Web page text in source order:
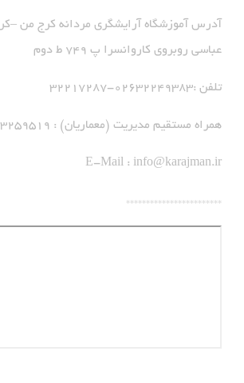
آدرس آموزشگاه آرایشگری مردانه کرج من
عباسی روبروی کاروانسرا پ 749 ط دوم
تلفن :02632249383-32217287
همراه مستقیم مدیریت (معماریان) : 09123259519
E-Mail : info@karajman.ir
************************